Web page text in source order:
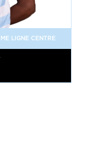
LIGNE CENTRE